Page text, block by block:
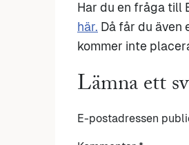
Har du en fråga till
här. Då får du även
kommer inte
Lämna ett
E-postadressen